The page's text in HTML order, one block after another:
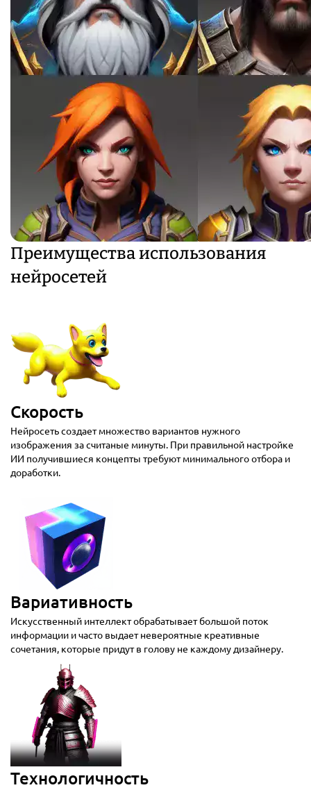
Преимущества использования
нейросетей
Скорость
Нейросеть создает множество вариантов нужного
изображения за считаные минуты. При правильной настройке
ИИ получившиеся концепты требуют минимального отбора и
доработки.
Вариативность
Искусственный интеллект обрабатывает большой поток
информации и часто выдает невероятные креативные
сочетания, которые придут в голову не каждому дизайнеру.
Технологичность